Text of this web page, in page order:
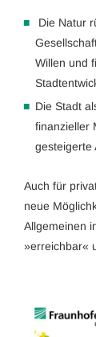
Die Natur
Willen und
Die Stadt
finanzieller
gesteigerte
Auch für
neue
Allgemeinen
»erreichbar«